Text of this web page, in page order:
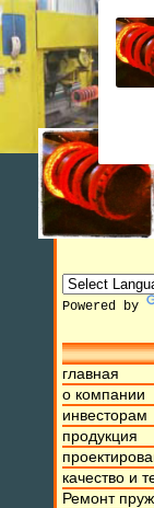
Powered by
главная
о компании
инвесторам
продукция
качество и
Ремонт
с 10